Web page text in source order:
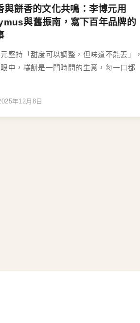
與餅香的文化共鳴：李博元用
與舊振南，寫下百年品牌的
堅持「甜度可以調整，但味道不能丟」，
中，糕餅是一門時間的生意，每一口都
年12月8日